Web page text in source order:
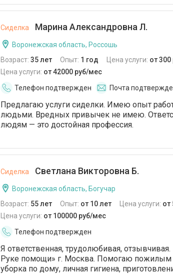
Сиделка Марина Александровна Л.
Воронежская область, Россошь
Возраст: 35 лет Опыт: 1 год Цена услуги: от 300
Цена услуги: от 42000 руб/мес
Телефон подтвержден
Почта
Предлагаю услуги сиделки. Имею опыт
людьми. Вредных привычек не имею.
людям — это достойная профессия.
Сиделка Светлана Викторовна Б.
Воронежская область, Богучар
Возраст: 55 лет Опыт: от 10 лет Цена услуги: от
Цена услуги: от 100000 руб/мес
Телефон подтвержден
Я ответственная, трудолюбивая,
Руке помощи» г. Москва. Помогаю пожилым
уборка по дому, личная гигиена,